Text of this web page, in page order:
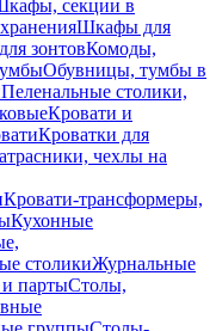
секции в
Шкафы для
зонтовКомоды,
Обувницы, тумбы в
Пеленальные столики,
Кровати и
Кроватки для
чехлы на
Кровати-трансформеры,
Кухонные
столикиЖурнальные
партыСтолы,